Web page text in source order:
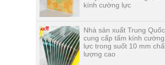
cung cấp tấm kính cường
lực trong suốt 10 mm chất
lượng cao